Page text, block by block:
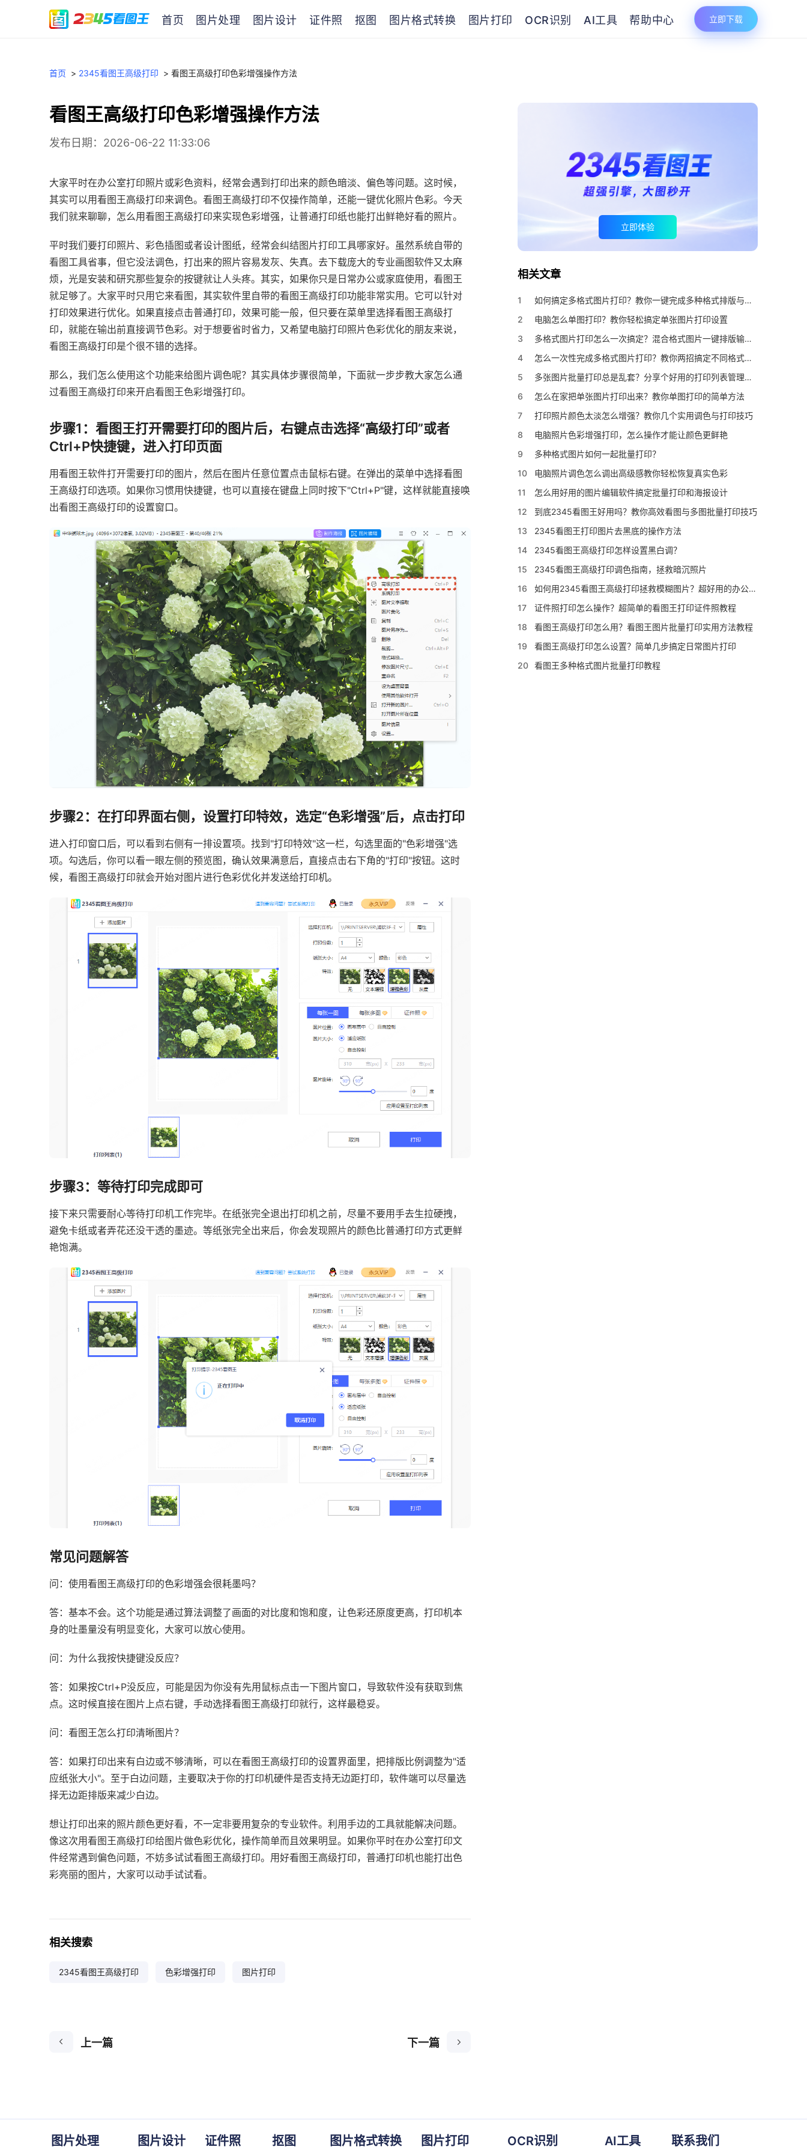
首页 图片处理 图片设计 证件照 抠图 图片格式转换 图片打印 OCR识别 AI工具 帮助中心 立即下载
首页 > 2345看图王高级打印 > 看图王高级打印色彩增强操作方法
看图王高级打印色彩增强操作方法
发布日期：2026-06-22 11:33:06
大家平时在办公室打印照片或彩色资料，经常会遇到打印出来的颜色暗淡、偏色等问题。这时候，
其实可以用看图王高级打印来调色。看图王高级打印不仅操作简单，还能一键优化照片色彩。今天
我们就来聊聊，怎么用看图王高级打印来实现色彩增强，让普通打印纸也能打出鲜艳好看的照片。
平时我们要打印照片、彩色插图或者设计图纸，经常会纠结图片打印工具哪家好。虽然系统自带的
看图工具省事，但它没法调色，打出来的照片容易发灰、失真。去下载庞大的专业画图软件又太麻
烦，光是安装和研究那些复杂的按键就让人头疼。其实，如果你只是日常办公或家庭使用，看图王
就足够了。大家平时只用它来看图，其实软件里自带的看图王高级打印功能非常实用。它可以针对
打印效果进行优化。如果直接点击普通打印，效果可能一般，但只要在菜单里选择看图王高级打
印，就能在输出前直接调节色彩。对于想要省时省力，又希望电脑打印照片色彩优化的朋友来说，
看图王高级打印是个很不错的选择。
那么，我们怎么使用这个功能来给图片调色呢？其实具体步骤很简单，下面就一步步教大家怎么通
过看图王高级打印来开启看图王色彩增强打印。
步骤1：看图王打开需要打印的图片后，右键点击选择“高级打印”或者
Ctrl+P快捷键，进入打印页面
用看图王软件打开需要打印的图片，然后在图片任意位置点击鼠标右键。在弹出的菜单中选择看图
王高级打印选项。如果你习惯用快捷键，也可以直接在键盘上同时按下"Ctrl+P"键，这样就能直接唤
出看图王高级打印的设置窗口。
步骤2：在打印界面右侧，设置打印特效，选定“色彩增强”后，点击打印
进入打印窗口后，可以看到右侧有一排设置项。找到"打印特效"这一栏，勾选里面的"色彩增强"选
项。勾选后，你可以看一眼左侧的预览图，确认效果满意后，直接点击右下角的"打印"按钮。这时
候，看图王高级打印就会开始对图片进行色彩优化并发送给打印机。
步骤3：等待打印完成即可
接下来只需要耐心等待打印机工作完毕。在纸张完全退出打印机之前，尽量不要用手去生拉硬拽，
避免卡纸或者弄花还没干透的墨迹。等纸张完全出来后，你会发现照片的颜色比普通打印方式更鲜
艳饱满。
常见问题解答
问：使用看图王高级打印的色彩增强会很耗墨吗？
答：基本不会。这个功能是通过算法调整了画面的对比度和饱和度，让色彩还原度更高，打印机本
身的吐墨量没有明显变化，大家可以放心使用。
问：为什么我按快捷键没反应？
答：如果按Ctrl+P没反应，可能是因为你没有先用鼠标点击一下图片窗口，导致软件没有获取到焦
点。这时候直接在图片上点右键，手动选择看图王高级打印就行，这样最稳妥。
问：看图王怎么打印清晰图片？
答：如果打印出来有白边或不够清晰，可以在看图王高级打印的设置界面里，把排版比例调整为"适
应纸张大小"。至于白边问题，主要取决于你的打印机硬件是否支持无边距打印，软件端可以尽量选
择无边距排版来减少白边。
想让打印出来的照片颜色更好看，不一定非要用复杂的专业软件。利用手边的工具就能解决问题。
像这次用看图王高级打印给图片做色彩优化，操作简单而且效果明显。如果你平时在办公室打印文
件经常遇到偏色问题，不妨多试试看图王高级打印。用好看图王高级打印，普通打印机也能打出色
彩亮丽的图片，大家可以动手试试看。
相关搜索
2345看图王高级打印 色彩增强打印 图片打印
上一篇 下一篇
立即体验
相关文章
1
如何搞定多格式图片打印？教你一键完成多种格式排版与输出
2
电脑怎么单图打印？教你轻松搞定单张图片打印设置
3
多格式图片打印怎么一次搞定？混合格式图片一键排版输出指南
4
怎么一次性完成多格式图片打印？教你两招搞定不同格式照片
5
多张图片批量打印总是乱套？分享个好用的打印列表管理技巧
6
怎么在家把单张图片打印出来？教你单图打印的简单方法
7
打印照片颜色太淡怎么增强？教你几个实用调色与打印技巧
8
电脑照片色彩增强打印，怎么操作才能让颜色更鲜艳
9
多种格式图片如何一起批量打印？
10
电脑照片调色怎么调出高级感教你轻松恢复真实色彩
11
怎么用好用的图片编辑软件搞定批量打印和海报设计
12
到底2345看图王好用吗？教你高效看图与多图批量打印技巧
13
2345看图王打印图片去黑底的操作方法
14
2345看图王高级打印怎样设置黑白调？
15
2345看图王高级打印调色指南，拯救暗沉照片
16
如何用2345看图王高级打印拯救模糊图片？超好用的办公教程
17
证件照打印怎么操作？超简单的看图王打印证件照教程
18
看图王高级打印怎么用？看图王图片批量打印实用方法教程
19
看图王高级打印怎么设置？简单几步搞定日常图片打印
20 看图王多种格式图片批量打印教程
图片处理 图片设计 证件照 抠图 图片格式转换 图片打印 OCR识别 AI工具 联系我们